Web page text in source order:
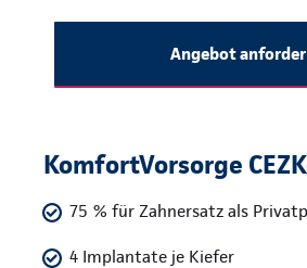
Angebot
KomfortVorsorge
75 % für Zahnersatz als
4 Implantate je Kiefer